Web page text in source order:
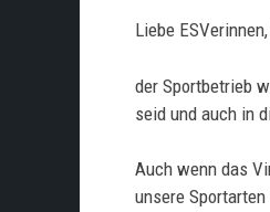
Liebe
der Sportbetrieb
seid und auch in
Auch wenn das
unsere